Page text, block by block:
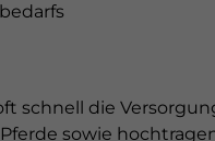
schnell die
sowie